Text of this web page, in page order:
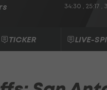
34:30 , 25:17 ,
TICKER LIVE-